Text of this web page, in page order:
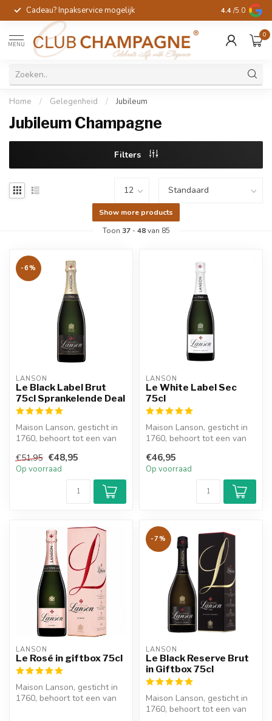
Cadeau? Inpakservice mogelijk Gratis
4.4 /5.0
MENU
0
Home / Gelegenheid / Jubileum
Jubileum Champagne
Filters
Show more products
Toon 37-48van 85
-6%
LANSON
Le Black Label Brut
75cl Sprankelende Deal
Maison Lanson, gesticht in
1760, behoort tot een van
huizen ...
€51,95 €48,95
Op voorraad
LANSON
Le White Label Sec
75cl
Maison Lanson, gesticht in
1760, behoort tot een van
huizen ...
€46,95
Op voorraad
LANSON
Le Rosé in giftbox 75cl
Maison Lanson, gesticht in
1760, behoort tot een van
-7%
LANSON
Le Black Reserve Brut
in Giftbox 75cl
Maison Lanson, gesticht in
1760, behoort tot een van